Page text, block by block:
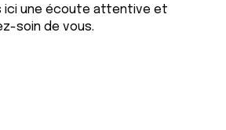
ici une écoute attentive et
soin de vous.